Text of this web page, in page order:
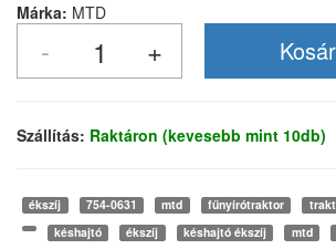
Márka: MTD
Szállítás: Raktáron (kevesebb mint 10db)
ékszíj 754-0631 mtd fűnyírótraktor
késhajtó
ékszíj késhajtó ékszíj mtd